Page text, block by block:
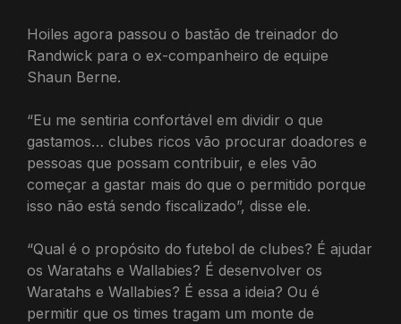
Hoiles agora passou o bastão de treinador do
Randwick para o ex-companheiro de equipe
Shaun Berne.
“Eu me sentiria confortável em dividir o que
gastamos… clubes ricos vão procurar doadores e
pessoas que possam contribuir, e eles vão
começar a gastar mais do que o permitido porque
isso não está sendo fiscalizado”, disse ele.
“Qual é o propósito do futebol de clubes? É ajudar
os Waratahs e Wallabies? É desenvolver os
Waratahs e Wallabies? É essa a ideia? Ou é
permitir que os times tragam um monte de